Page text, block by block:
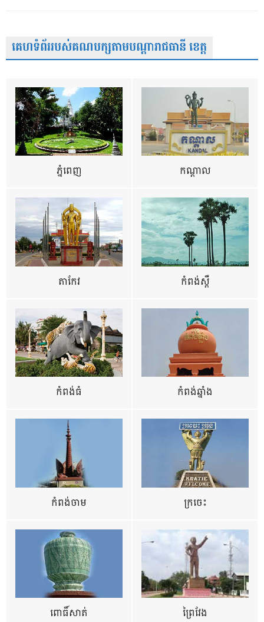
គេហទំព័ររបស់គណបក្សតាមបណ្តារាជធានី ខេត្ត
ភ្នំពេញ កណ្តាល
តាកែវ កំពង់ស្ពឺ
កំពង់ធំ កំពង់ឆ្នាំង
កំពង់ចាម ក្រចេះ
ពោធិ៍សាត់ ព្រៃវែង